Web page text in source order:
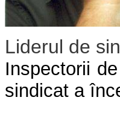
Liderul de
Inspectorii
sindicat a